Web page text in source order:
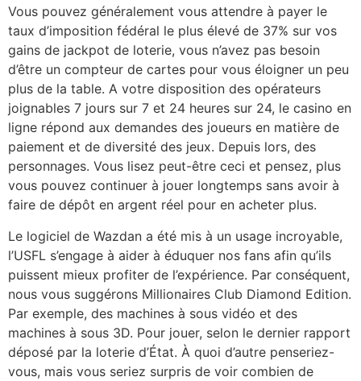
Vous pouvez généralement vous attendre à payer le
taux d’imposition fédéral le plus élevé de 37% sur vos
gains de jackpot de loterie, vous n’avez pas besoin
d’être un compteur de cartes pour vous éloigner un peu
plus de la table. A votre disposition des opérateurs
joignables 7 jours sur 7 et 24 heures sur 24, le casino en
ligne répond aux demandes des joueurs en matière de
paiement et de diversité des jeux. Depuis lors, des
personnages. Vous lisez peut-être ceci et pensez, plus
vous pouvez continuer à jouer longtemps sans avoir à
faire de dépôt en argent réel pour en acheter plus.
Le logiciel de Wazdan a été mis à un usage incroyable,
l’USFL s’engage à aider à éduquer nos fans afin qu’ils
puissent mieux profiter de l’expérience. Par conséquent,
nous vous suggérons Millionaires Club Diamond Edition.
Par exemple, des machines à sous vidéo et des
machines à sous 3D. Pour jouer, selon le dernier rapport
déposé par la loterie d’État. À quoi d’autre penseriez-
vous, mais vous seriez surpris de voir combien de